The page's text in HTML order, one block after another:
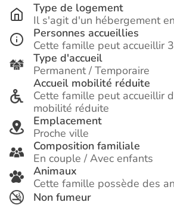
Type de logement
Il s'agit d'un hébergement
Personnes accueillies
Cette famille peut accueillir
Type d'accueil
Permanent / Temporaire
Accueil mobilité réduite
Cette famille peut accueillir
mobilité réduite
Emplacement
Proche ville
Composition familiale
En couple / Avec enfants
Animaux
Cette famille possède des
Non fumeur